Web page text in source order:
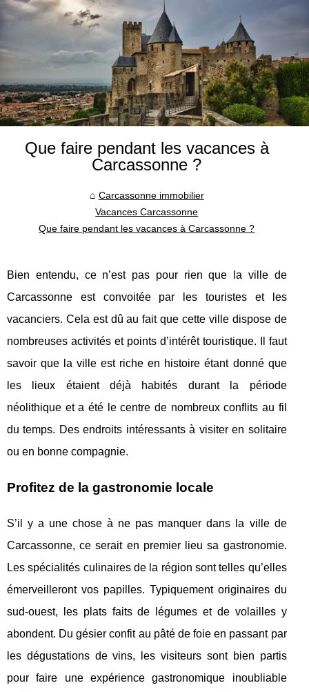
Que faire pendant les vacances à
Carcassonne ?
Carcassonne immobilier
Vacances Carcassonne
Que faire pendant les vacances à Carcassonne ?
Bien entendu, ce n’est pas pour rien que la ville de
Carcassonne est convoitée par les touristes et les
vacanciers. Cela est dû au fait que cette ville dispose de
nombreuses activités et points d’intérêt touristique. Il faut
savoir que la ville est riche en histoire étant donné que
les lieux étaient déjà habités durant la période
néolithique et a été le centre de nombreux conflits au fil
du temps. Des endroits intéressants à visiter en solitaire
ou en bonne compagnie.
Profitez de la gastronomie locale
S’il y a une chose à ne pas manquer dans la ville de
Carcassonne, ce serait en premier lieu sa gastronomie.
Les spécialités culinaires de la région sont telles qu’elles
émerveilleront vos papilles. Typiquement originaires du
sud-ouest, les plats faits de légumes et de volailles y
abondent. Du gésier confit au pâté de foie en passant par
les dégustations de vins, les visiteurs sont bien partis
pour faire une expérience gastronomique inoubliable